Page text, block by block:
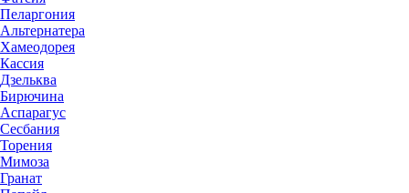
Пеларгония
Альтернатера
Хамеодорея
Кассия
Дзельква
Бирючина
Аспарагус
Сесбания
Торения
Мимоза
Гранат